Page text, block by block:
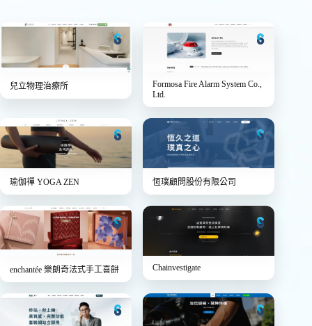
兒立物理治療所
Formosa Fire Alarm System Co.,
Ltd.
瑜伽禪 YOGA ZEN 恆璞顧問股份有限公司
enchantée 樂朗奇法式手工喜餅 Chainvestigate